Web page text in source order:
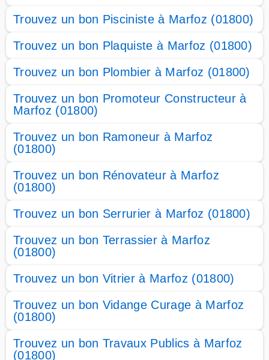
Trouvez un bon Pisciniste à Marfoz (01800)
Trouvez un bon Plaquiste à Marfoz (01800)
Trouvez un bon Plombier à Marfoz (01800)
Trouvez un bon Promoteur Constructeur à
Marfoz (01800)
Trouvez un bon Ramoneur à Marfoz
(01800)
Trouvez un bon Rénovateur à Marfoz
(01800)
Trouvez un bon Serrurier à Marfoz (01800)
Trouvez un bon Terrassier à Marfoz
(01800)
Trouvez un bon Vitrier à Marfoz (01800)
Trouvez un bon Vidange Curage à Marfoz
(01800)
Trouvez un bon Travaux Publics à Marfoz
(01800)